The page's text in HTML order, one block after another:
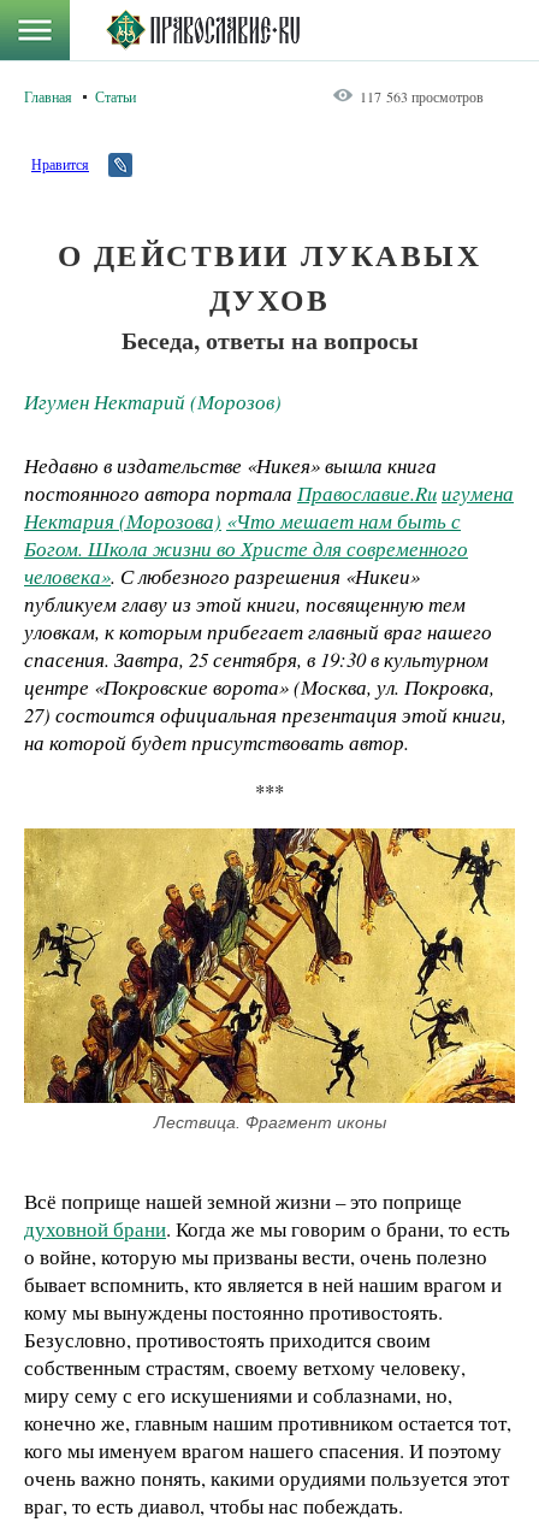
Главная Статьи 117 563 просмотров
Нравится
О ДЕЙСТВИИ ЛУКАВЫХ
ДУХОВ
Беседа, ответы на вопросы
Игумен Нектарий (Морозов)
Недавно в издательстве «Никея» вышла книга
постоянного автора портала Православие.Ruигумена
Нектария (Морозова) «Что мешает нам быть с
Богом. Школа жизни во Христе для современного
человека». С любезного разрешения «Никеи»
публикуем главу из этой книги, посвященную тем
уловкам, к которым прибегает главный враг нашего
спасения. Завтра, 25 сентября, в 19:30 в культурном
центре «Покровские ворота» (Москва, ул. Покровка,
27) состоится официальная презентация этой книги,
на которой будет присутствовать автор.
​***
Лествица. Фрагмент иконы
Всё поприще нашей земной жизни – это поприще
духовной брани. Когда же мы говорим о брани, то есть
о войне, которую мы призваны вести, очень полезно
бывает вспомнить, кто является в ней нашим врагом и
кому мы вынуждены постоянно противостоять.
Безусловно, противостоять приходится своим
собственным страстям, своему ветхому человеку,
миру сему с его искушениями и соблазнами, но,
конечно же, главным нашим противником остается тот,
кого мы именуем врагом нашего спасения. И поэтому
очень важно понять, какими орудиями пользуется этот
враг, то есть диавол, чтобы нас побеждать.